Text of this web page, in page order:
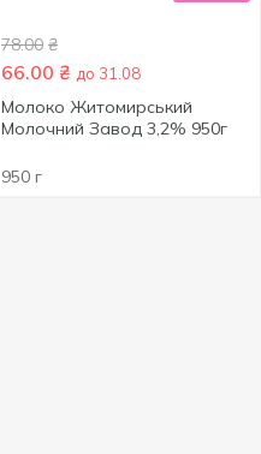
78.00 ₴
66.00 ₴ до 31.08
Молоко Житомирський
Молочний Завод 3,2% 950г
950 г